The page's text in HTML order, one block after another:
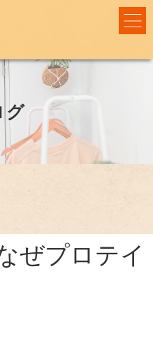
グ
ぜプロテイ